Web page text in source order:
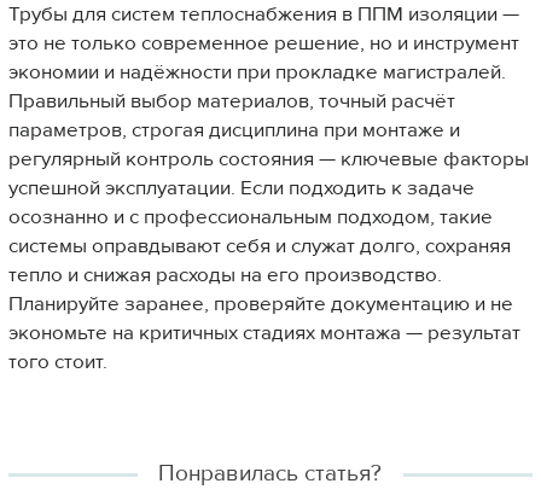
Трубы для систем теплоснабжения в ППМ изоляции —
это не только современное решение, но и инструмент
экономии и надёжности при прокладке магистралей.
Правильный выбор материалов, точный расчёт
параметров, строгая дисциплина при монтаже и
регулярный контроль состояния — ключевые факторы
успешной эксплуатации. Если подходить к задаче
осознанно и с профессиональным подходом, такие
системы оправдывают себя и служат долго, сохраняя
тепло и снижая расходы на его производство.
Планируйте заранее, проверяйте документацию и не
экономьте на критичных стадиях монтажа — результат
того стоит.
Понравилась статья?